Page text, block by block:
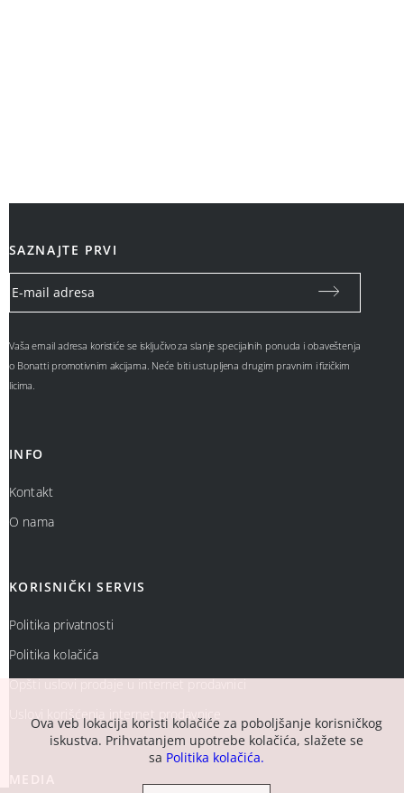
Ova veb lokacija koristi kolačiće za poboljšanje korisničkog
iskustva. Prihvatanjem upotrebe kolačića, slažete se
sa Politika kolačića.
SAZNAJTE PRVI
Vaša email adresa koristiće se isključivo za slanje specijalnih ponuda i obaveštenja
o Bonatti promotivnim akcijama. Neće biti ustupljena drugim pravnim i fizičkim
licima.
INFO
Kontakt
O nama
KORISNIČKI SERVIS
Politika privatnosti
Politika kolačića
Opšti uslovi prodaje u internet prodavnici